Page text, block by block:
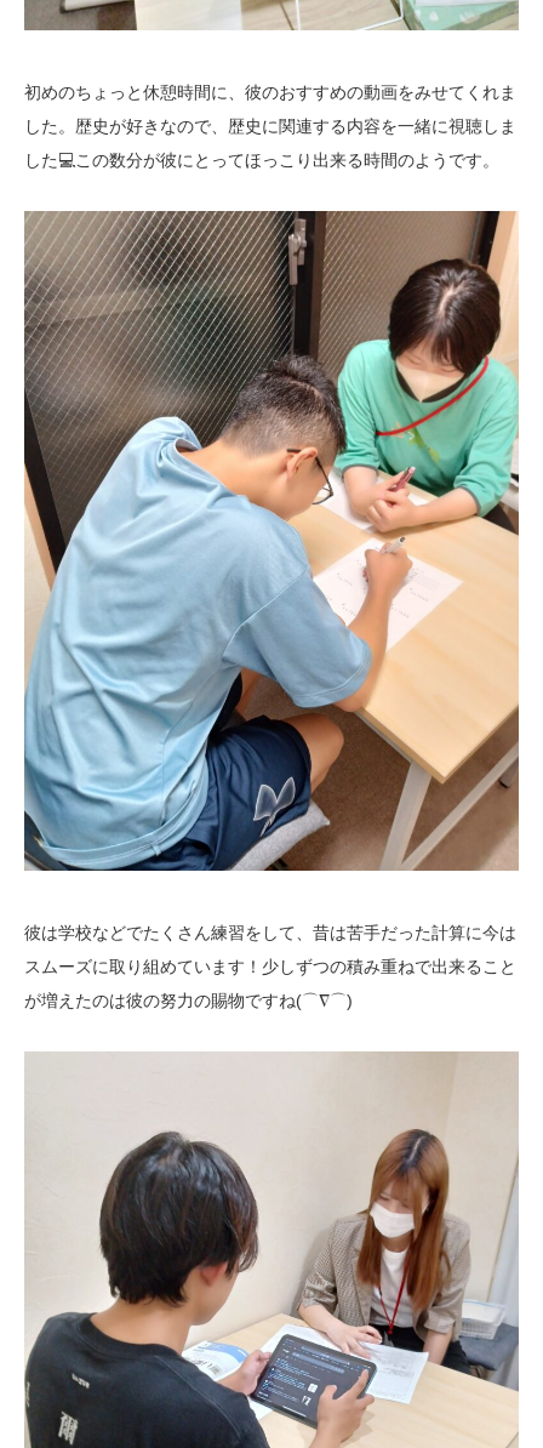
初めのちょっと休憩時間に、彼のおすすめの動画をみせてくれま
した。歴史が好きなので、歴史に関連する内容を一緒に視聴しま
した💻この数分が彼にとってほっこり出来る時間のようです。
彼は学校などでたくさん練習をして、昔は苦手だった計算に今は
スムーズに取り組めています！少しずつの積み重ねで出来ること
が増えたのは彼の努力の賜物ですね(⌒∇⌒)